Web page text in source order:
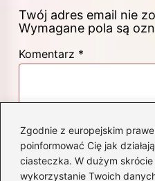
Zgodnie z europejskim
poinformować Cię jak
ciasteczka. W dużym
wykorzystanie Twoich
Twój adres email nie
Wymagane pola są
Komentarz *
Nazwa*